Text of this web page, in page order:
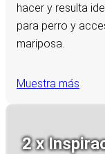
hacer y resulta
para perro y
mariposa.
Muestra más
2 x